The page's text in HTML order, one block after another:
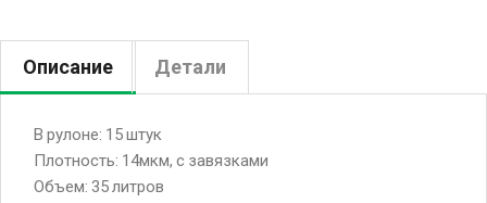
Описание Детали
В рулоне: 15 штук
Плотность: 14мкм, с завязками
Объем: 35 литров